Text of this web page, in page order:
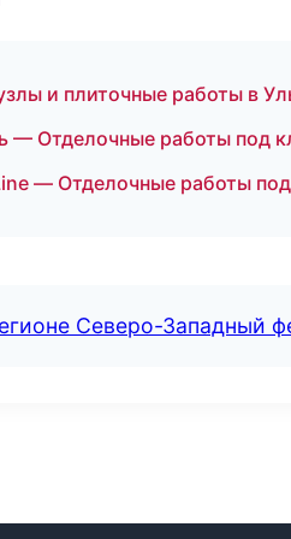
и плиточные работы в
— Отделочные работы под
— Отделочные работы
Северо-Западный